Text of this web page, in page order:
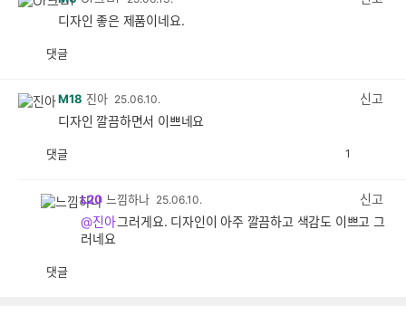
디자인 좋은 제품이네요.
댓글
M18 진아 25.06.10.
신고
디자인 깔끔하면서 이쁘네요
댓글 1
L20 느낌하나 25.06.10.
신고
@진아 그러게요. 디자인이 아주 깔끔하고 색감도 이쁘고 그
러네요
댓글